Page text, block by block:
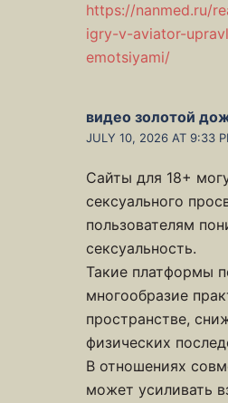
https://nanmed.ru/
igry-v-aviator-
emotsiyami/
видео золотой
JULY 10, 2026 AT 9:33
Сайты для 18+
сексуального
пользователям
сексуальность.
Такие платформы
многообразие
пространстве,
физических
В отношениях
может усиливать